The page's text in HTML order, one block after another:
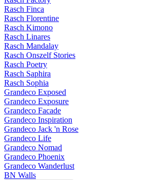
Rasch Finca
Rasch Florentine
Rasch Kimono
Rasch Linares
Rasch Mandalay
Rasch Onszelf Stories
Rasch Poetry
Rasch Saphira
Rasch Sophia
Grandeco Exposed
Grandeco Exposure
Grandeco Facade
Grandeco Inspiration
Grandeco Jack 'n Rose
Grandeco Life
Grandeco Nomad
Grandeco Phoenix
Grandeco Wanderlust
BN Walls